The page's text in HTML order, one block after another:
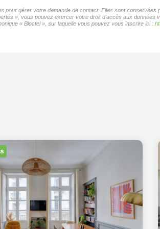
gérer votre demande de contact. Elles sont
», vous pouvez exercer votre droit d'accès aux
« Bloctel », sur laquelle vous pouvez vous inscrire ici :